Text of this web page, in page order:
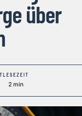
über
LESEZEIT
2 min